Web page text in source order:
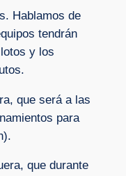
Hablamos de
tendrán
y los
que será a las
para
que durante